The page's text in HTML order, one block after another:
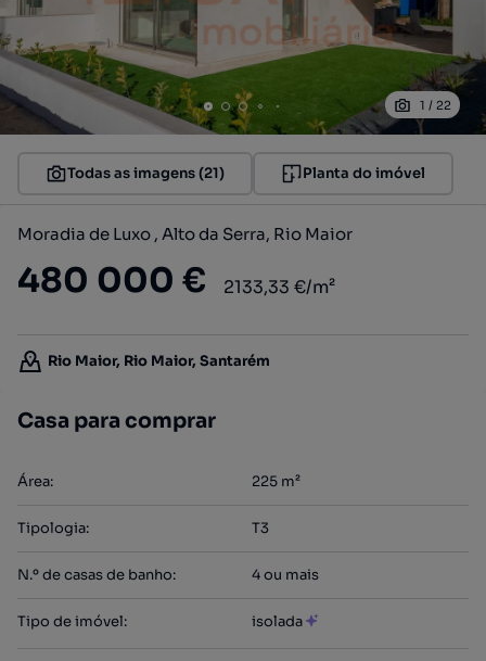
1 / 22
Todas as imagens (21) Planta do imóvel
Moradia de Luxo , Alto da Serra, Rio Maior
480 000 € 2133,33 €/m²
Rio Maior, Rio Maior, Santarém
Casa para comprar
Área: 225 m²
Tipologia: T3
N.º de casas de banho: 4 ou mais
Tipo de imóvel: isolada